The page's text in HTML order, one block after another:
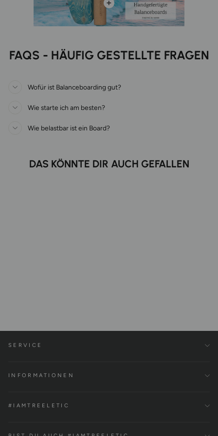
FAQS - HÄUFIG GESTELLTE FRAGEN
Wofür ist Balanceboarding gut?
Wie starte ich am besten?
Wie belastbar ist ein Board?
DAS KÖNNTE DIR AUCH GEFALLEN
SERVICE
INFORMATIONEN
#IAMTREELETIC